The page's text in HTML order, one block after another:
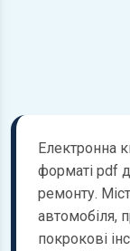
Електронна
форматі pdf
ремонту.
автомобіля,
покрокові